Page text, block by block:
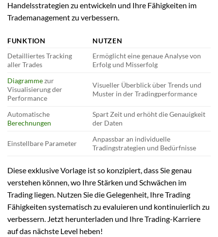
Handelsstrategien zu entwickeln und Ihre Fähigkeiten im
Trademanagement zu verbessern.
FUNKTION
NUTZEN
Detailliertes Tracking
aller Trades
Ermöglicht eine genaue Analyse von
Erfolg und Misserfolg
Diagrammezur
Visualisierung der
Performance
Visueller Überblick über Trends und
Muster in der Tradingperformance
Automatische
Berechnungen
Spart Zeit und erhöht die Genauigkeit
der Daten
Einstellbare Parameter
Anpassbar an individuelle
Tradingstrategien und Bedürfnisse
Diese exklusive Vorlage ist so konzipiert, dass Sie genau
verstehen können, wo Ihre Stärken und Schwächen im
Trading liegen. Nutzen Sie die Gelegenheit, Ihre Trading
Fähigkeiten systematisch zu evaluieren und kontinuierlich zu
verbessern. Jetzt herunterladen und Ihre Trading-Karriere
auf das nächste Level heben!